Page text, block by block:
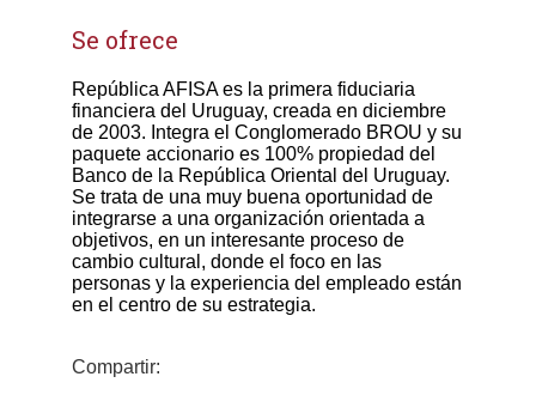
Se ofrece
República AFISA es la primera fiduciaria
financiera del Uruguay, creada en diciembre
de 2003. Integra el Conglomerado BROU y su
paquete accionario es 100% propiedad del
Banco de la República Oriental del Uruguay.
Se trata de una muy buena oportunidad de
integrarse a una organización orientada a
objetivos, en un interesante proceso de
cambio cultural, donde el foco en las
personas y la experiencia del empleado están
en el centro de su estrategia.
Compartir: